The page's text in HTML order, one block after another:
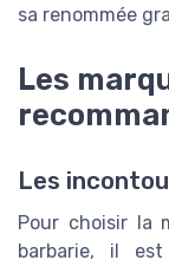
sa renommée
Les
Les
Pour choisir la
barbarie, il